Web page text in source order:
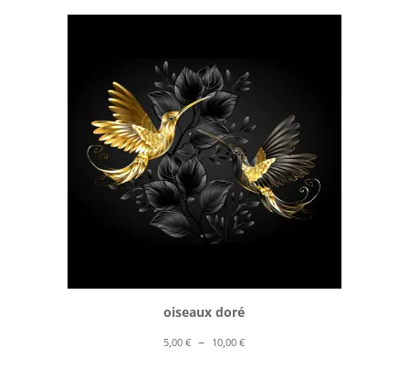
prix :
10,00 €
oiseaux doré
5,00€ – 10,00€Plage